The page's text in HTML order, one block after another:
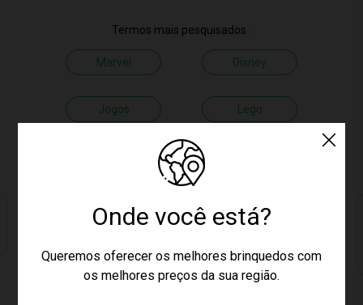
Onde você está?
Queremos oferecer os melhores brinquedos com
os melhores preços da sua região.
Termos mais pesquisados :
Marvel Disney
Jogos Lego
Os preferidos do Bumeralta
PREÇO EXCLUSIVO PREÇO EXCLUSIVO